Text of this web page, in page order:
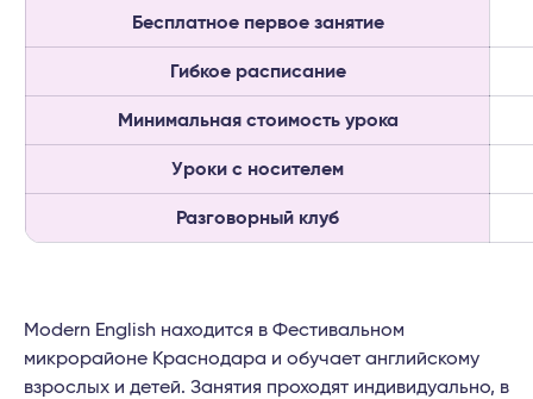
Бесплатное первое занятие
Гибкое расписание
Минимальная стоимость урока
Уроки с носителем
Разговорный клуб
Modern English находится в Фестивальном
микрорайоне Краснодара и обучает английскому
взрослых и детей. Занятия проходят индивидуально, в